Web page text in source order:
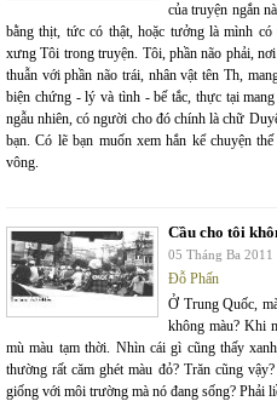
của truyện ngắn
bằng thịt, tức có thật, hoặc tưởng là mình
xưng Tôi trong truyện. Tôi, phần não phải,
thuẫn với phần não trái, nhân vật tên Th,
biện chứng - lý và tình - bế tắc, thực tại
ngẫu nhiên, có người cho đó chính là chữ
bạn. Có lẽ bạn muốn xem hắn kể chuyện
vông.
Cầu cho tôi
05 Tháng Ba 2011
Đỗ Phấn
Ở Trung Quốc,
không màu? Khi
mù màu tạm thời. Nhìn cái gì cũng thấy
thường rất căm ghét màu đỏ? Trăn cũng
giống với môi trường mà nó đang sống? Phải